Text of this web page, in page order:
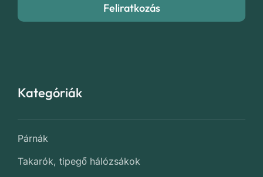
Feliratkozás
Kategóriák
Párnák
Takarók, tipegő hálózsákok